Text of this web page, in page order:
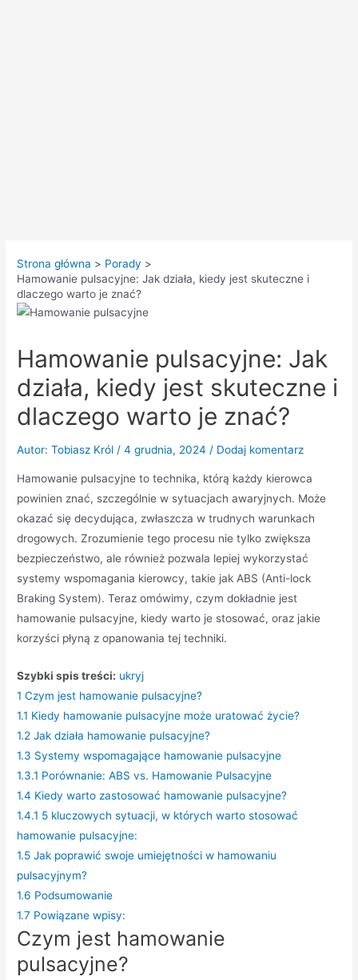
Strona główna
Porady
Hamowanie pulsacyjne: Jak działa, kiedy jest skuteczne i
dlaczego warto je znać?
Hamowanie pulsacyjne: Jak
działa, kiedy jest skuteczne i
dlaczego warto je znać?
Autor: Tobiasz Król /4 grudnia, 2024 / Dodaj komentarz
Hamowanie pulsacyjne to technika, którą każdy kierowca
powinien znać, szczególnie w sytuacjach awaryjnych. Może
okazać się decydująca, zwłaszcza w trudnych warunkach
drogowych. Zrozumienie tego procesu nie tylko zwiększa
bezpieczeństwo, ale również pozwala lepiej wykorzystać
systemy wspomagania kierowcy, takie jak ABS (Anti-lock
Braking System). Teraz omówimy, czym dokładnie jest
hamowanie pulsacyjne, kiedy warto je stosować, oraz jakie
korzyści płyną z opanowania tej techniki.
Szybki spis treści: ukryj
1 Czym jest hamowanie pulsacyjne?
1.1 Kiedy hamowanie pulsacyjne może uratować życie?
1.2 Jak działa hamowanie pulsacyjne?
1.3 Systemy wspomagające hamowanie pulsacyjne
1.3.1 Porównanie: ABS vs. Hamowanie Pulsacyjne
1.4 Kiedy warto zastosować hamowanie pulsacyjne?
1.4.1 5 kluczowych sytuacji, w których warto stosować
hamowanie pulsacyjne:
1.5 Jak poprawić swoje umiejętności w hamowaniu
pulsacyjnym?
1.6 Podsumowanie
1.7 Powiązane wpisy:
Czym jest hamowanie
pulsacyjne?